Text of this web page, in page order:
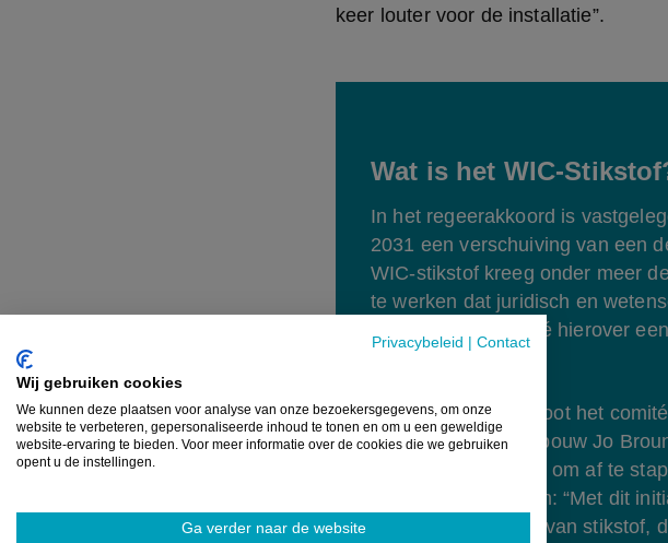
Privacybeleid Contact
Wij gebruiken cookies
We kunnen deze plaatsen voor analyse van onze bezoekersgegevens, om onze
website te verbeteren, gepersonaliseerde inhoud te tonen en om u een geweldige
website-ervaring te bieden. Voor meer informatie over de cookies die we gebruiken
opent u de instellingen.
Ga verder naar de website
keer louter voor de installatie”.
Wat is het WIC-
In het regeerakkoord is
2031 een verschuiving van een
WIC-stikstof kreeg onder meer
te werken dat juridisch en
jaar moet het comité hierover
In juli vorig jaar
schoot het
Omgeving en Landbouw Jo
een eerste stap zag om af te
omstreden modellen: “Met dit
planmatige aanpak van stikstof,